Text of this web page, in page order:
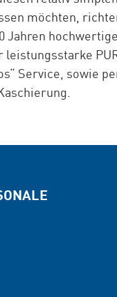
möchten,
Jahren
Service, sowie